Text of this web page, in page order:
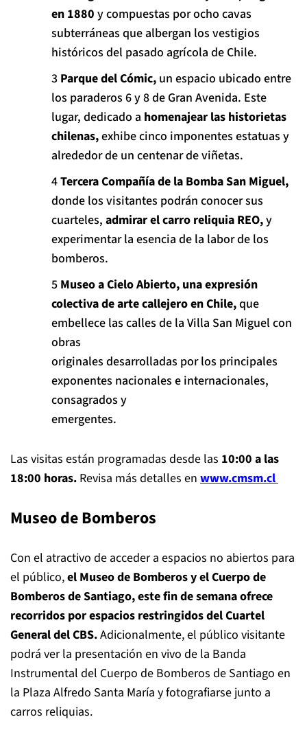
en 1880 y compuestas por ocho cavas
subterráneas que albergan los vestigios
históricos del pasado agrícola de Chile.
Parque del Cómic, un espacio ubicado entre
los paraderos 6 y 8 de Gran Avenida. Este
lugar, dedicado a homenajear las historietas
chilenas,exhibe cinco imponentes estatuas y
alrededor de un centenar de viñetas.
Tercera Compañía de la Bomba San Miguel,
donde los visitantes podrán conocer sus
cuarteles, admirar el carro reliquia REO,y
experimentar la esencia de la labor de los
bomberos.
Museo a Cielo Abierto, una expresión
colectiva de arte callejero en Chile,que
embellece las calles de la Villa San Miguel con
obras
originales desarrolladas por los principales
exponentes nacionales e internacionales,
consagrados y
emergentes.
Las visitas están programadas desde las 10:00 a las
18:00 horas. Revisa más detalles en www.cmsm.cl
Museo de Bomberos
Con el atractivo de acceder a espacios no abiertos para
el público,el Museo de Bomberos y el Cuerpo de
Bomberos de Santiago, este fin de semana ofrece
recorridos por espacios restringidos del Cuartel
General del CBS.Adicionalmente, el público visitante
podrá ver la presentación en vivo de la Banda
Instrumental del Cuerpo de Bomberos de Santiago en
la Plaza Alfredo Santa María y fotografiarse junto a
carros reliquias.